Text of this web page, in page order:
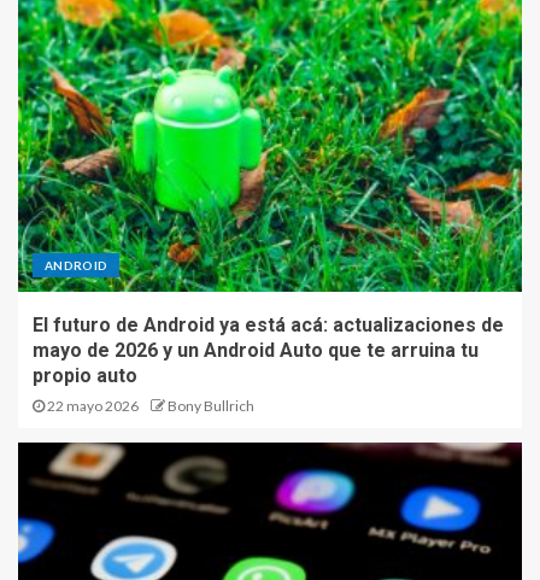
ANDROID
El futuro de Android ya está acá: actualizaciones de
mayo de 2026 y un Android Auto que te arruina tu
propio auto
22 mayo 2026 Bony Bullrich